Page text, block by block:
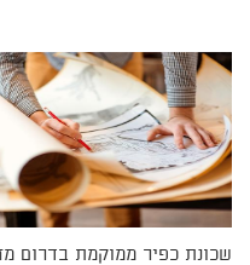
שכונת כפיר ממוקמת בדרום